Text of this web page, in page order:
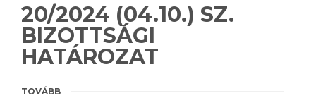
20/2024 (04.10.) SZ.
BIZOTTSÁGI
HATÁROZAT
TOVÁBB